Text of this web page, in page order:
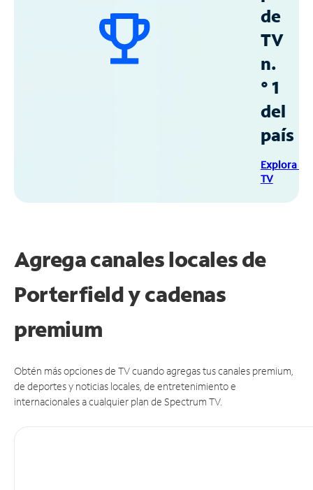
de
TV
n.
° 1
del
país
Explora
TV
Agrega canales locales de
Porterfield y cadenas
premium
Obtén más opciones de TV cuando agregas tus canales premium,
de deportes y noticias locales, de entretenimiento e
internacionales a cualquier plan de Spectrum TV.